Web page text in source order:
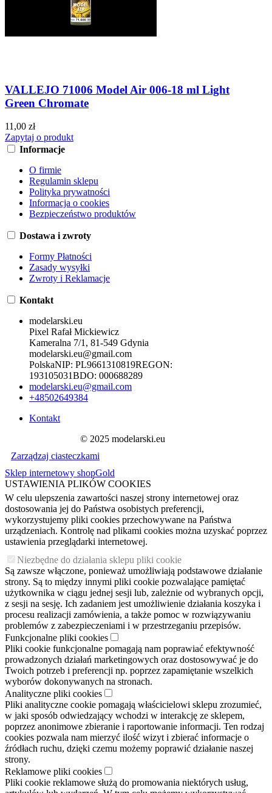
VALLEJO 71006 Model Air 006-18 ml Light
Green Chromate
11,00 zł
Zapytaj o produkt
Informacje
O firmie
Regulamin sklepu
Polityka prywatności
Informacja o cookies
Bezpieczeństwo produktów
Dostawa i zwroty
Formy Płatności
Zasady wysyłki
Zwroty i Reklamacje
Kontakt
modelarski.eu
Pixel Rafał Mickiewicz
Kameralna 7/1, 81-549 Gdynia
modelarski.eu@gmail.com
PolskaNIP: PL9661310819REGON:
193105031BDO: 000688289
modelarski.eu@gmail.com
+48502649384
Kontakt
© 2025 modelarski.eu
Zarządzaj ciasteczkami
Sklep internetowy shopGold
USTAWIENIA PLIKÓW COOKIES
W celu ulepszenia zawartości naszej strony internetowej oraz
dostosowania jej do Państwa osobistych preferencji,
wykorzystujemy pliki cookies przechowywane na Państwa
urządzeniach. Kontrolę nad plikami cookies można uzyskać poprzez
ustawienia przeglądarki internetowej.
Niezbędne do działania sklepu pliki cookie
Są zawsze włączone, ponieważ umożliwiają podstawowe działanie
strony. Są to między innymi pliki cookie pozwalające pamiętać
użytkownika w ciągu jednej sesji lub, zależnie od wybranych opcji,
z sesji na sesję. Ich zadaniem jest umożliwienie działania koszyka i
procesu realizacji zamówienia, a także pomoc w rozwiązywaniu
problemów z zabezpieczeniami i w przestrzeganiu przepisów.
Funkcjonalne pliki cookies
Pliki cookie funkcjonalne pomagają nam poprawiać efektywność
prowadzonych działań marketingowych oraz dostosowywać je do
Twoich potrzeb i preferencji np. poprzez zapamiętanie wszelkich
wyborów dokonywanych na stronach.
Analityczne pliki cookies
Pliki analityczne cookie pomagają właścicielowi sklepu zrozumieć,
w jaki sposób odwiedzający wchodzi w interakcję ze sklepem,
poprzez anonimowe zbieranie i raportowanie informacji. Ten rodzaj
cookies pozwala nam mierzyć ilość wizyt i zbierać informacje o
źródłach ruchu, dzięki czemu możemy poprawić działanie naszej
strony.
Reklamowe pliki cookies
Pliki cookie reklamowe służą do promowania niektórych usług,